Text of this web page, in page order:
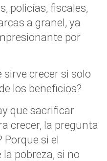
policías, fiscales,
a granel, ya
por
sirve crecer si solo
los beneficios?
que sacrificar
crecer, la pregunta
Porque si el
pobreza, si no